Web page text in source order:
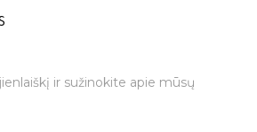
ir sužinokite apie mūsų